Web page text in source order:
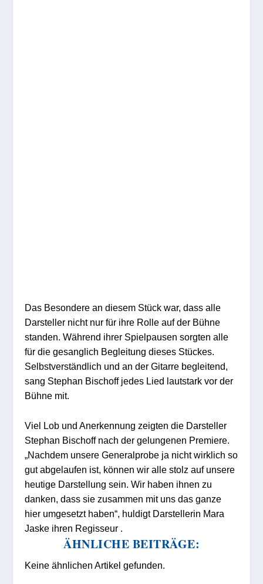
Das Besondere an diesem Stück war, dass alle
Darsteller nicht nur für ihre Rolle auf der Bühne
standen.Während ihrer Spielpausen sorgten alle
für die gesanglich Begleitung dieses Stückes.
Selbstverständlich und an der Gitarre begleitend,
sang Stephan Bischoff jedes Lied lautstark vor der
Bühne mit.
Viel Lob und Anerkennung zeigten die Darsteller
Stephan Bischoff nach der gelungenen Premiere.
„Nachdem unsere Generalprobe ja nicht wirklich so
gut abgelaufen ist, können wir alle stolz auf unsere
heutige Darstellung sein. Wir haben ihnen zu
danken, dass sie zusammen mit uns das ganze
hier umgesetzt haben“, huldigt Darstellerin Mara
Jaske ihren Regisseur .
ÄHNLICHE BEITRÄGE:
Keine ähnlichen Artikel gefunden.